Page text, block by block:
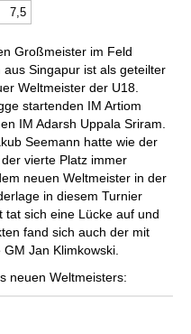
7,5
Großmeister im Feld
Singapur ist als geteilter
Weltmeister der U18.
startenden IM Artiom
IM Adarsh Uppala Sriram.
Seemann hatte wie der
vierte Platz immer
neuen Weltmeister in der
in diesem Turnier
tat sich eine Lücke auf und
fand sich auch der mit
Jan Klimkowski.
neuen Weltmeisters: